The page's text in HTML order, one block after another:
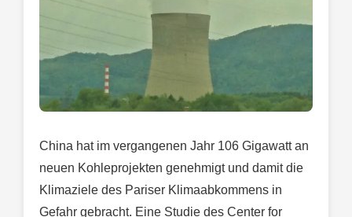
China hat im vergangenen Jahr 106 Gigawatt an
neuen Kohleprojekten genehmigt und damit die
Klimaziele des Pariser Klimaabkommens in
Gefahr gebracht. Eine Studie des Center for